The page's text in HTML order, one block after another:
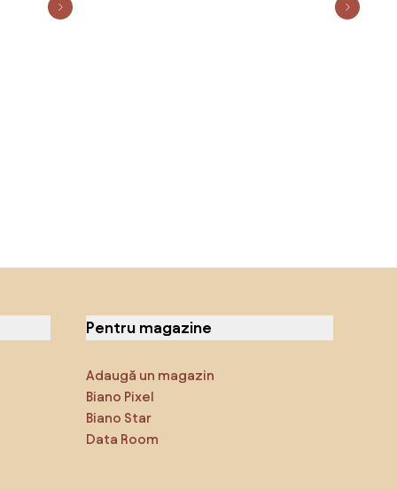
Pentru magazine
Adaugă un magazin
Biano Pixel
Biano Star
Data Room